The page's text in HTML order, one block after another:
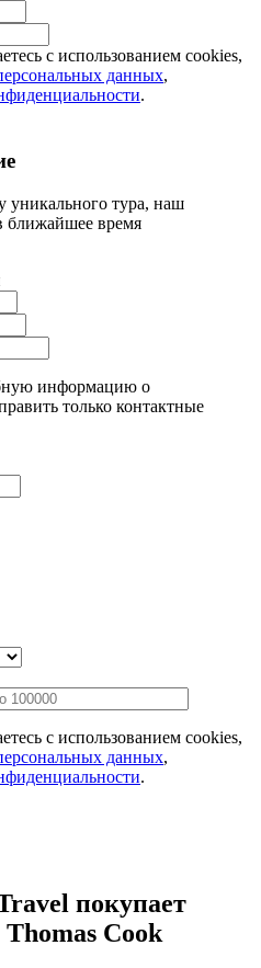
с использованием cookies,
данных,
.
уникального тура, наш
ближайшее время
информацию о
только контактные
с использованием cookies,
данных,
.
покупает
Cook